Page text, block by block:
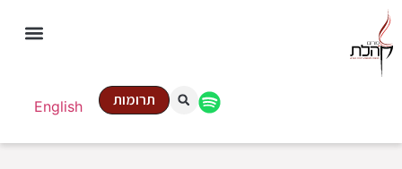
English תרומות